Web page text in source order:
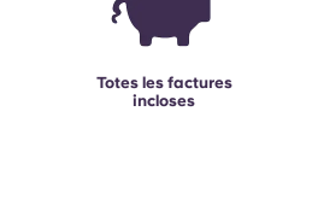
Totes les factures
incloses